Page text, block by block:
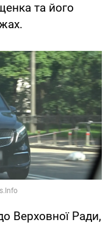
та його
Верховної Ради,